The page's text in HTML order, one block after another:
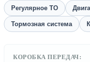
Регулярное ТО
Тормозная система
КОРОБКА ПЕРЕДАЧ: